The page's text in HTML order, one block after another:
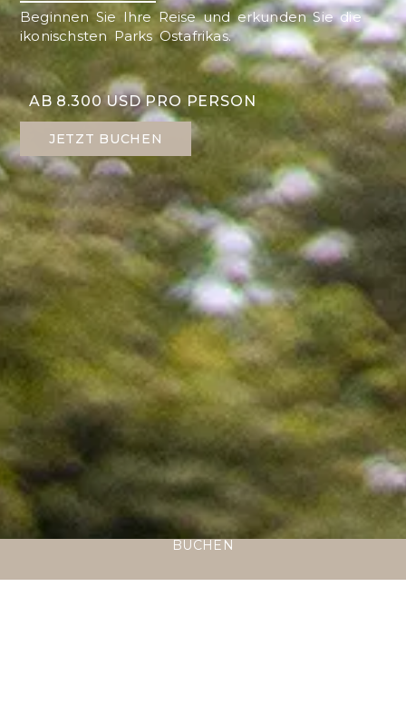
Beginnen Sie Ihre Reise und erkunden Sie die
ikonischsten Parks Ostafrikas.
AB 8.300 USD PRO PERSON
JETZT BUCHEN
BUCHEN